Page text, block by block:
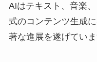
AIはテキスト、音楽
式のコンテンツ生成
著な進展を遂げていま